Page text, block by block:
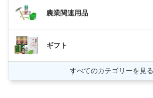
農業関連用品
ギフト
すべてのカテゴリーを見る